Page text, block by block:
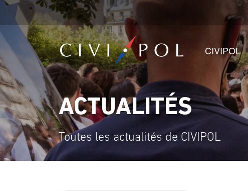
CIVIPOL
ACTUALITÉS
Toutes les actualités de CIVIPOL